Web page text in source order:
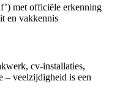
met officiële erkenning
en vakkennis
cv-installaties,
– veelzijdigheid is een